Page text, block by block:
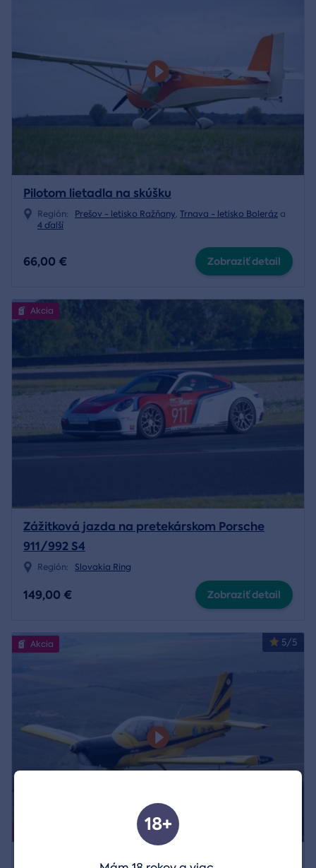
Pilotom lietadla na skúšku
Región: Prešov - letisko Ražňany, Trnava - letisko Boleráz a
4 ďalší
66,00 € Zobraziť detail
Akcia
Zážitková jazda na pretekárskom Porsche
911/992 S4
Región: Slovakia Ring
149,00 € Zobraziť detail
5/5
Akcia
Vyhliadkové lety lietadlom
18+